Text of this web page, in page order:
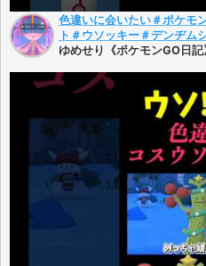
色違いに会いたい＃ポケモ
ト＃ウソッキー＃デンヂム
ゆめせり《ポケモンGO日